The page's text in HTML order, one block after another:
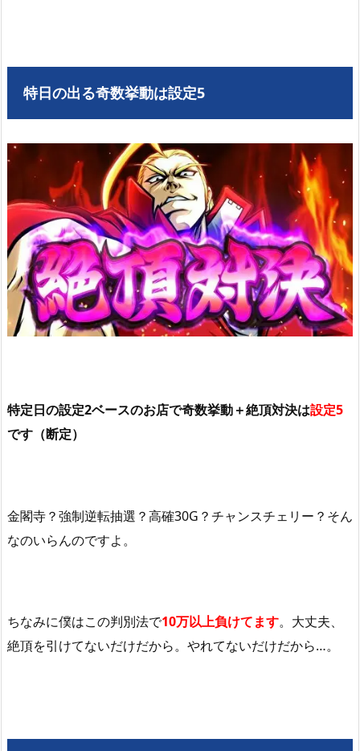
特日の出る奇数挙動は設定5
特定日の設定2ベースのお店で奇数挙動＋絶頂対決は設定5
です（断定）
金閣寺？強制逆転抽選？高確30G？チャンスチェリー？そん
なのいらんのですよ。
ちなみに僕はこの判別法で10万以上負けてます。大丈夫、
絶頂を引けてないだけだから。やれてないだけだから…。